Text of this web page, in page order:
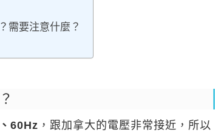
需要注意什麼？
60Hz ，跟加拿大的電壓非常接近，所以